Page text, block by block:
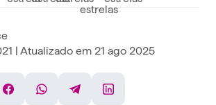
| Atualizado em 21 ago 2025
FacebookWhatsAppTelegramLinkedin